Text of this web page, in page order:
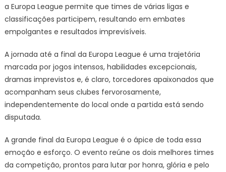
a Europa League permite que times de várias ligas e
classificações participem, resultando em embates
empolgantes e resultados imprevisíveis.
A jornada até a final da Europa League é uma trajetória
marcada por jogos intensos, habilidades excepcionais,
dramas imprevistos e, é claro, torcedores apaixonados que
acompanham seus clubes fervorosamente,
independentemente do local onde a partida está sendo
disputada.
A grande final da Europa League é o ápice de toda essa
emoção e esforço. O evento reúne os dois melhores times
da competição, prontos para lutar por honra, glória e pelo